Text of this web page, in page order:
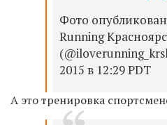
Фото
Running
2015 в 12:29 PDT
А это тренировка